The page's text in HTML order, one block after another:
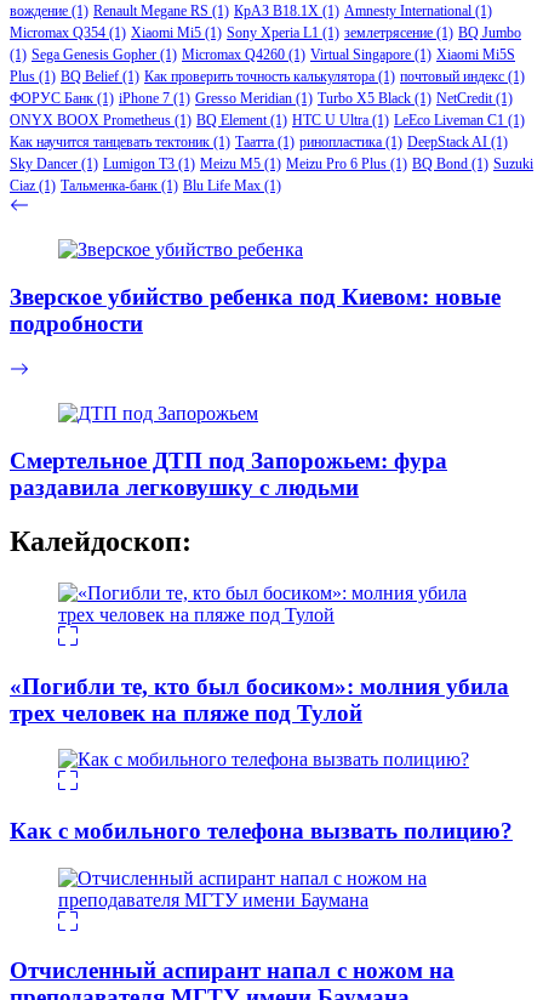
вождение (1) Renault Megane RS (1) КрАЗ В18.1Х (1) Amnesty International (1)
Micromax Q354 (1) Xiaomi Mi5 (1) Sony Xperia L1 (1) землетрясение (1) BQ Jumbo
(1) Sega Genesis Gopher (1) Micromax Q4260 (1) Virtual Singapore (1) Xiaomi Mi5S
Plus (1) BQ Belief (1) Как проверить точность калькулятора (1) почтовый индекс (1)
ФОРУС Банк (1) iPhone 7 (1) Gresso Meridian (1) Turbo X5 Black (1) NetCredit(1)
ONYX BOOX Prometheus (1) BQ Element(1) HTC U Ultra (1) LeEco Liveman C1 (1)
Как научится танцевать тектоник (1) Таатта (1) ринопластика (1) DeepStack AI (1)
Sky Dancer (1) Lumigon T3 (1) Meizu M5 (1) Meizu Pro 6 Plus (1) BQ Bond (1) Suzuki
Ciaz (1) Тальменка-банк (1) Blu Life Max (1)
Зверское убийство ребенка под Киевом: новые
подробности
Смертельное ДТП под Запорожьем: фура
раздавила легковушку с людьми
Калейдоскоп:
«Погибли те, кто был босиком»: молния убила
трех человек на пляже под Тулой
Как с мобильного телефона вызвать полицию?
Отчисленный аспирант напал с ножом на